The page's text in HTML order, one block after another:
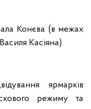
Конєва (в межах
Касіяна).
ярмарків
режиму та